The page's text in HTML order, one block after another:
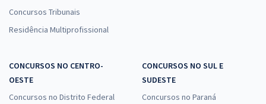
Concursos Tribunais
Residência Multiprofissional
CONCURSOS NO CENTRO-
OESTE
Concursos no Distrito Federal
CONCURSOS NO SUL E
SUDESTE
Concursos no Paraná